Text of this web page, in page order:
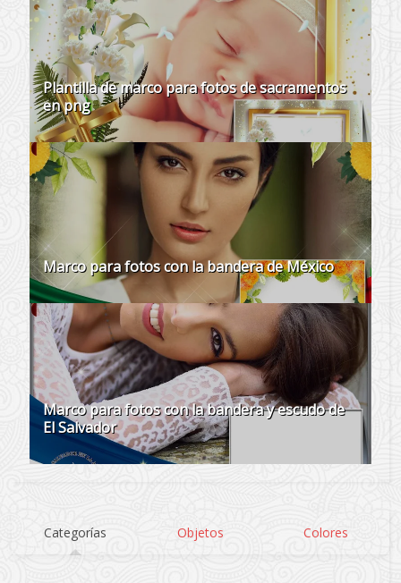
Plantilla de marco para fotos de sacramentos
en png
Marco para fotos con la bandera de México
Marco para fotos con la bandera y escudo de
El Salvador
Categorías Objetos Colores